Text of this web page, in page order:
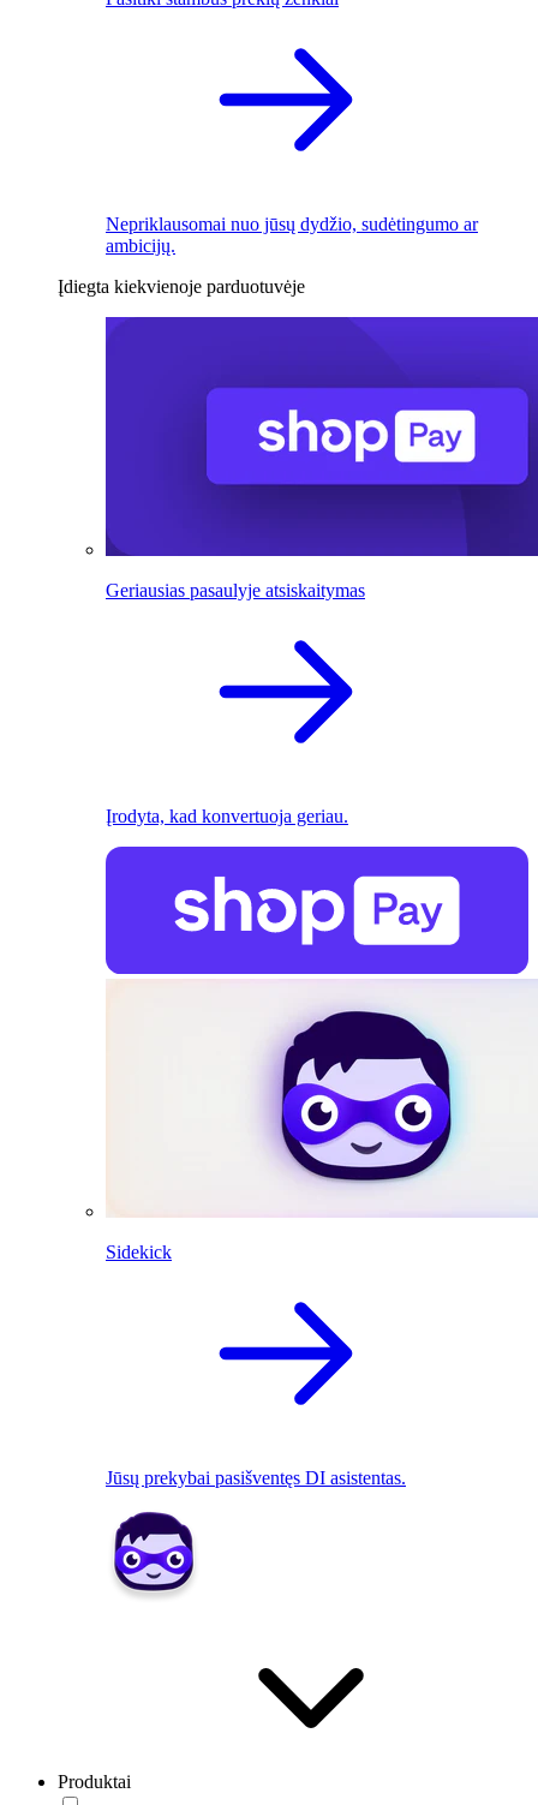
Nepriklausomai nuo jūsų dydžio, sudėtingumo ar
ambicijų.
Įdiegta kiekvienoje parduotuvėje
Geriausias pasaulyje atsiskaitymas
Įrodyta, kad konvertuoja geriau.
Sidekick
Jūsų prekybai pasišventęs DI asistentas.
Produktai